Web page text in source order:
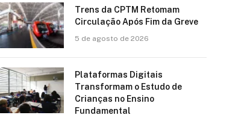
Trens da CPTM Retomam
Circulação Após Fim da Greve
5 de agosto de 2026
Plataformas Digitais
Transformam o Estudo de
Crianças no Ensino
Fundamental